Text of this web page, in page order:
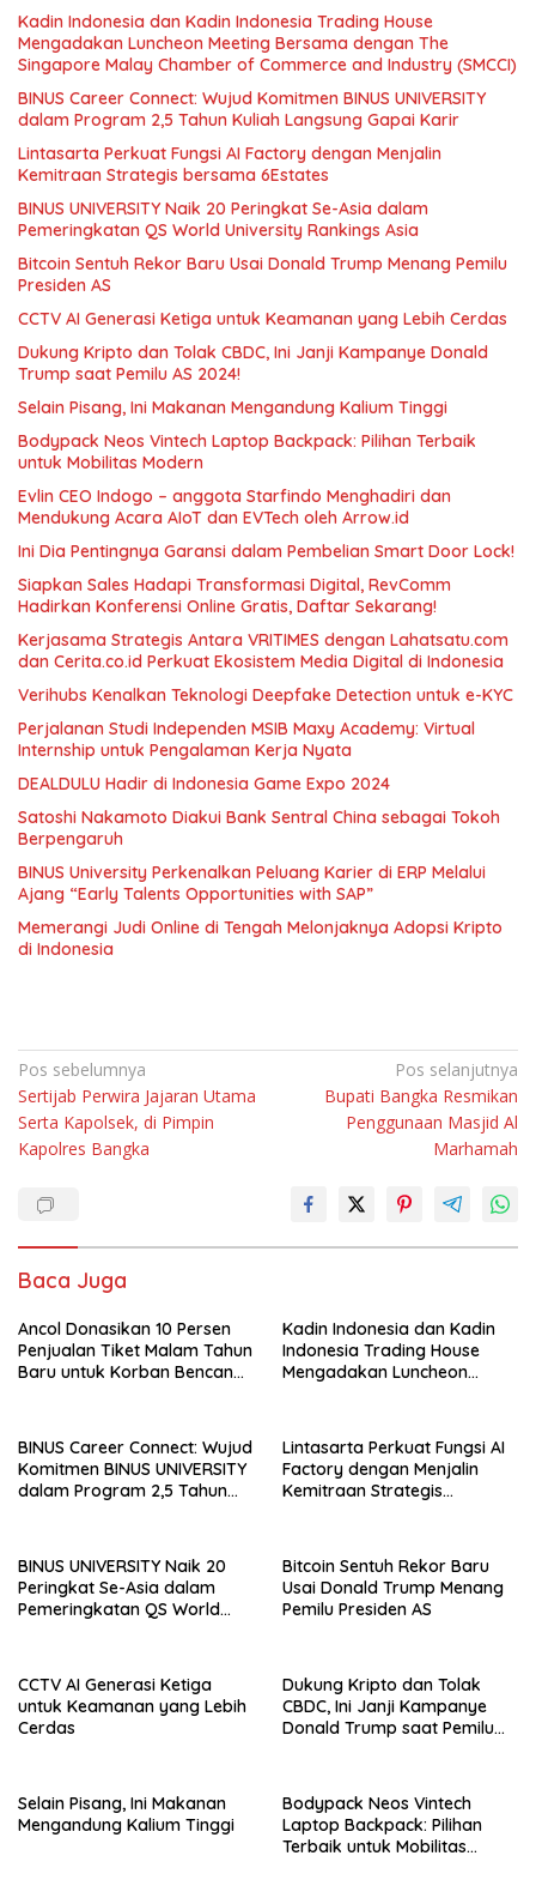
Kadin Indonesia dan Kadin Indonesia Trading House
Mengadakan Luncheon Meeting Bersama dengan The
Singapore Malay Chamber of Commerce and Industry (SMCCI)
BINUS Career Connect: Wujud Komitmen BINUS UNIVERSITY
dalam Program 2,5 Tahun Kuliah Langsung Gapai Karir
Lintasarta Perkuat Fungsi AI Factory dengan Menjalin
Kemitraan Strategis bersama 6Estates
BINUS UNIVERSITY Naik 20 Peringkat Se-Asia dalam
Pemeringkatan QS World University Rankings Asia
Bitcoin Sentuh Rekor Baru Usai Donald Trump Menang Pemilu
Presiden AS
CCTV AI Generasi Ketiga untuk Keamanan yang Lebih Cerdas
Dukung Kripto dan Tolak CBDC, Ini Janji Kampanye Donald
Trump saat Pemilu AS 2024!
Selain Pisang, Ini Makanan Mengandung Kalium Tinggi
Bodypack Neos Vintech Laptop Backpack: Pilihan Terbaik
untuk Mobilitas Modern
Evlin CEO Indogo – anggota Starfindo Menghadiri dan
Mendukung Acara AIoT dan EVTech oleh Arrow.id
Ini Dia Pentingnya Garansi dalam Pembelian Smart Door Lock!
Siapkan Sales Hadapi Transformasi Digital, RevComm
Hadirkan Konferensi Online Gratis, Daftar Sekarang!
Kerjasama Strategis Antara VRITIMES dengan Lahatsatu.com
dan Cerita.co.id Perkuat Ekosistem Media Digital di Indonesia
Verihubs Kenalkan Teknologi Deepfake Detection untuk e-KYC
Perjalanan Studi Independen MSIB Maxy Academy: Virtual
Internship untuk Pengalaman Kerja Nyata
DEALDULU Hadir di Indonesia Game Expo 2024
Satoshi Nakamoto Diakui Bank Sentral China sebagai Tokoh
Berpengaruh
BINUS University Perkenalkan Peluang Karier di ERP Melalui
Ajang “Early Talents Opportunities with SAP”
Memerangi Judi Online di Tengah Melonjaknya Adopsi Kripto
di Indonesia
Navigasi
pos
Pos sebelumnya
Sertijab Perwira Jajaran Utama
Serta Kapolsek, di Pimpin
Kapolres Bangka
Pos selanjutnya
Bupati Bangka Resmikan
Penggunaan Masjid Al
Marhamah
Baca Juga
Ancol Donasikan 10 Persen
Penjualan Tiket Malam Tahun
Baru untuk Korban Bencana
Kadin Indonesia dan Kadin
Indonesia Trading House
Mengadakan Luncheon
Chamber of Commerce and
Industry (SMCCI)
BINUS Career Connect: Wujud
Komitmen BINUS UNIVERSITY
dalam Program 2,5 Tahun
Lintasarta Perkuat Fungsi AI
Factory dengan Menjalin
Kemitraan Strategis
BINUS UNIVERSITY Naik 20
Peringkat Se-Asia dalam
Pemeringkatan QS World
Bitcoin Sentuh Rekor Baru
Usai Donald Trump Menang
Pemilu Presiden AS
CCTV AI Generasi Ketiga
untuk Keamanan yang Lebih
Cerdas
Dukung Kripto dan Tolak
CBDC, Ini Janji Kampanye
Donald Trump saat Pemilu
Selain Pisang, Ini Makanan
Mengandung Kalium Tinggi
Bodypack Neos Vintech
Laptop Backpack: Pilihan
Terbaik untuk Mobilitas